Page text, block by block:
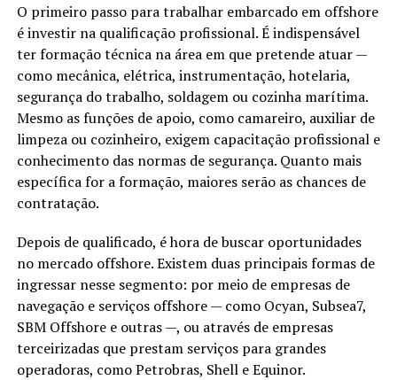
O primeiro passo para trabalhar embarcado em offshore
é investir na qualificação profissional. É indispensável
ter formação técnica na área em que pretende atuar —
como mecânica, elétrica, instrumentação, hotelaria,
segurança do trabalho, soldagem ou cozinha marítima.
Mesmo as funções de apoio, como camareiro, auxiliar de
limpeza ou cozinheiro, exigem capacitação profissional e
conhecimento das normas de segurança. Quanto mais
específica for a formação, maiores serão as chances de
contratação.
Depois de qualificado, é hora de buscar oportunidades
no mercado offshore. Existem duas principais formas de
ingressar nesse segmento: por meio de empresas de
navegação e serviços offshore — como Ocyan, Subsea7,
SBM Offshore e outras —, ou através de empresas
terceirizadas que prestam serviços para grandes
operadoras, como Petrobras, Shell e Equinor.